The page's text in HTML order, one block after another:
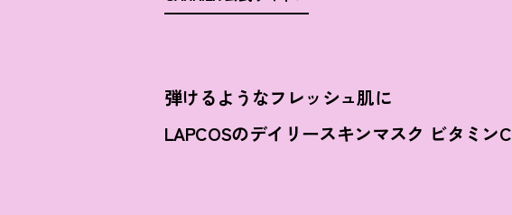
弾けるようなフレッシュ肌に
LAPCOSのデイリースキンマスク ビタミンC